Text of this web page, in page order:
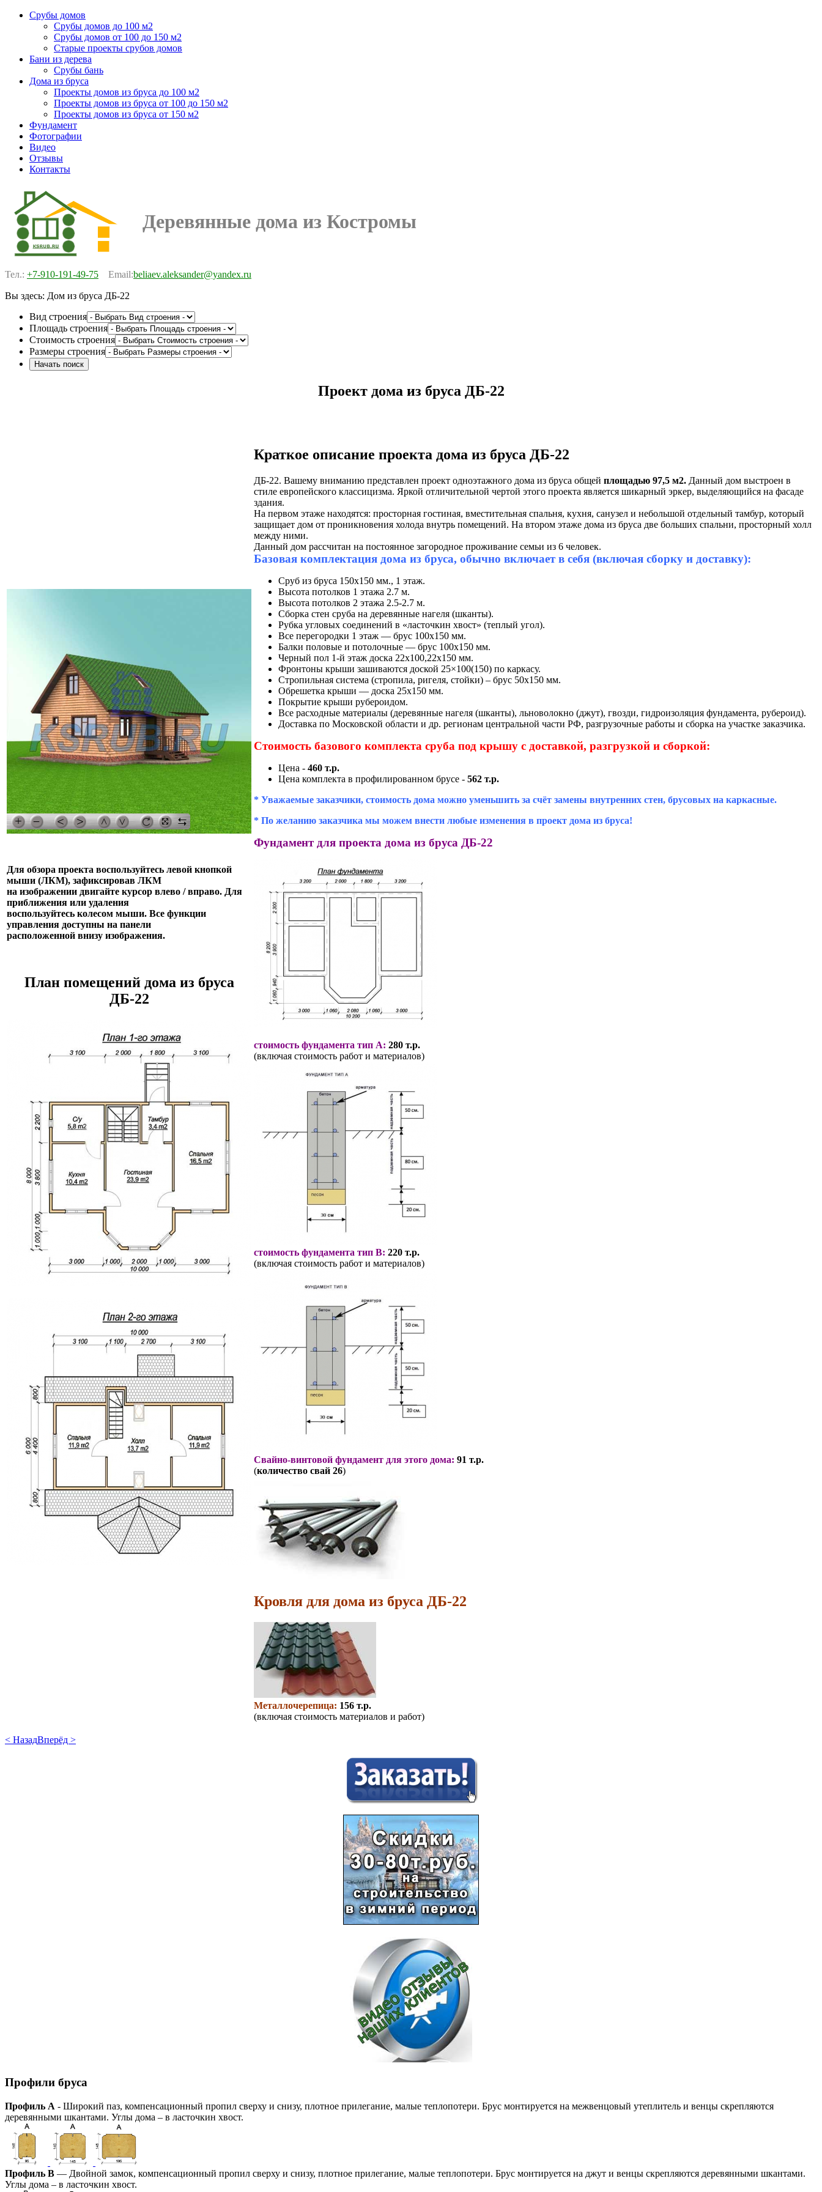
Срубы домов
Срубы домов до 100 м2
Срубы домов от 100 до 150 м2
Старые проекты срубов домов
Бани из дерева
Срубы бань
Дома из бруса
Проекты домов из бруса до 100 м2
Проекты домов из бруса от 100 до 150 м2
Проекты домов из бруса от 150 м2
Фундамент
Фотографии
Видео
Отзывы
Контакты
Деревянные дома из Костромы
Тел.: +7-910-191-49-75 Email:beliaev.aleksander@yandex.ru
Вы здесь: Дом из бруса ДБ-22
Вид строения
Площадь строения
Стоимость строения
Размеры строения
Проект дома из бруса ДБ-22
Для обзора проекта воспользуйтесь левой кнопкой
мыши (ЛКМ), зафиксировав ЛКМ
на изображении двигайте курсор влево / вправо. Для
приближения или удаления
воспользуйтесь колесом мыши. Все функции
управления доступны на панели
расположенной внизу изображения.
План помещений дома из бруса
ДБ-22
Краткое описание проекта дома из бруса ДБ-22
ДБ-22. Вашему вниманию представлен проект одноэтажного дома из бруса общей площадью 97,5 м2. Данный дом выстроен в
стиле европейского классицизма. Яркой отличительной чертой этого проекта является шикарный эркер, выделяющийся на фасаде
здания.
На первом этаже находятся: просторная гостиная, вместительная спальня, кухня, санузел и небольшой отдельный тамбур, который
защищает дом от проникновения холода внутрь помещений. На втором этаже дома из бруса две больших спальни, просторный холл
между ними.
Данный дом рассчитан на постоянное загородное проживание семьи из 6 человек.
Базовая комплектация дома из бруса, обычно включает в себя (включая сборку и доставку):
Сруб из бруса 150х150 мм., 1 этаж.
Высота потолков 1 этажа 2.7 м.
Высота потолков 2 этажа 2.5-2.7 м.
Сборка стен сруба на деревянные нагеля (шканты).
Рубка угловых соединений в «ласточкин хвост» (теплый угол).
Все перегородки 1 этаж — брус 100х150 мм.
Балки половые и потолочные — брус 100х150 мм.
Черный пол 1-й этаж доска 22х100,22х150 мм.
Фронтоны крыши зашиваются доской 25×100(150) по каркасу.
Стропильная система (стропила, ригеля, стойки) – брус 50х150 мм.
Обрешетка крыши — доска 25х150 мм.
Покрытие крыши рубероидом.
Все расходные материалы (деревянные нагеля (шканты), льноволокно (джут), гвозди, гидроизоляция фундамента, рубероид).
Доставка по Московской области и др. регионам центральной части РФ, разгрузочные работы и сборка на участке заказчика.
Стоимость базового комплекта сруба под крышу с доставкой, разгрузкой и сборкой:
Цена - 460 т.р.
Цена комплекта в профилированном брусе - 562 т.р.
* Уважаемые заказчики, стоимость дома можно уменьшить за счёт замены внутренних стен, брусовых на каркасные.
* По желанию заказчика мы можем внести любые изменения в проект дома из бруса!
Фундамент для проекта дома из бруса ДБ-22
стоимость фундамента тип А: 280 т.р.
(включая стоимость работ и материалов)
стоимость фундамента тип В: 220 т.р.
(включая стоимость работ и материалов)
Свайно-винтовой фундамент для этого дома: 91 т.р.
(количество свай 26)
Кровля для дома из бруса ДБ-22
Металлочерепица: 156 т.р.
(включая стоимость материалов и работ)
< НазадВперёд >
Профили бруса
Профиль А - Широкий паз, компенсационный пропил сверху и снизу, плотное прилегание, малые теплопотери. Брус монтируется на межвенцовый утеплитель и венцы скрепляются
деревянными шкантами. Углы дома – в ласточкин хвост.
Профиль В — Двойной замок, компенсационный пропил сверху и снизу, плотное прилегание, малые теплопотери. Брус монтируется на джут и венцы скрепляются деревянными шкантами.
Углы дома – в ласточкин хвост.